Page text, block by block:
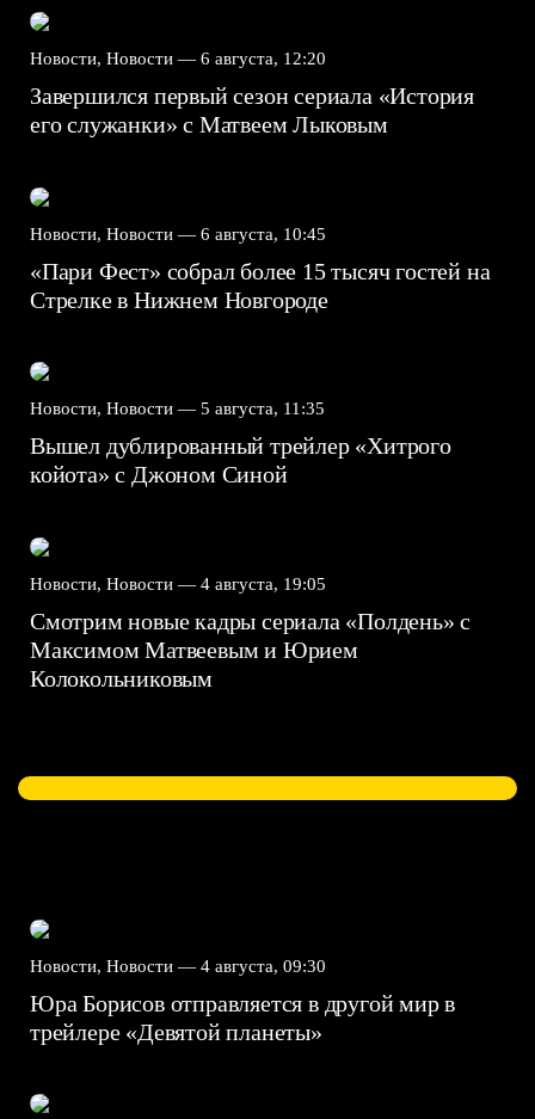
Новости, Новости — 6 августа, 12:20
Завершился первый сезон сериала «История
его служанки» с Матвеем Лыковым
Новости, Новости — 6 августа, 10:45
«Пари Фест» собрал более 15 тысяч гостей на
Стрелке в Нижнем Новгороде
Новости, Новости — 5 августа, 11:35
Вышел дублированный трейлер «Хитрого
койота» с Джоном Синой
Новости, Новости — 4 августа, 19:05
Смотрим новые кадры сериала «Полдень» с
Максимом Матвеевым и Юрием
Колокольниковым
Новости, Новости — 4 августа, 09:30
Юра Борисов отправляется в другой мир в
трейлере «Девятой планеты»